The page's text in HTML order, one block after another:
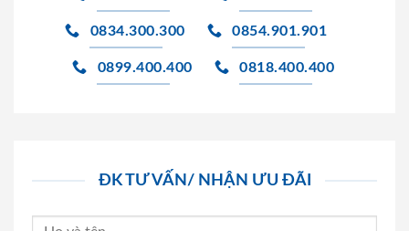
0834.300.300 0854.901.901
0899.400.400 0818.400.400
ĐK TƯ VẤN/ NHẬN ƯU ĐÃI